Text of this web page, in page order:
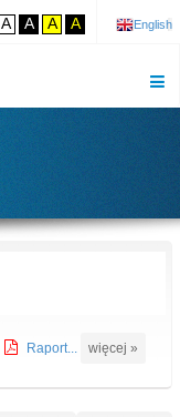
A A A A English
Raport... więcej »